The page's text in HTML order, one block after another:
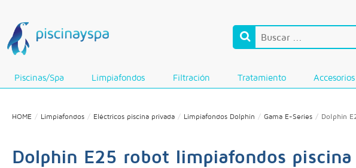
Piscinas/Spa Limpiafondos Filtración Tratamiento
HOME Limpiafondos Eléctricos piscina privada Limpiafondos Dolphin Gama E-Series Dolphin
Dolphin E25 robot limpiafondos piscina